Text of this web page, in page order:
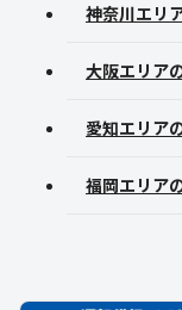
神奈川エリ
大阪エリア
愛知エリア
福岡エリア